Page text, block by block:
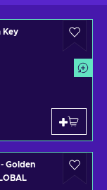
Key
Golden